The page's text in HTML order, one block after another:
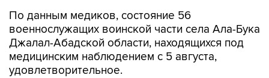
По данным медиков, состояние 56
военнослужащих воинской части села Ала-Бука
Джалал-Абадской области, находящихся под
медицинским наблюдением с 5 августа,
удовлетворительное.